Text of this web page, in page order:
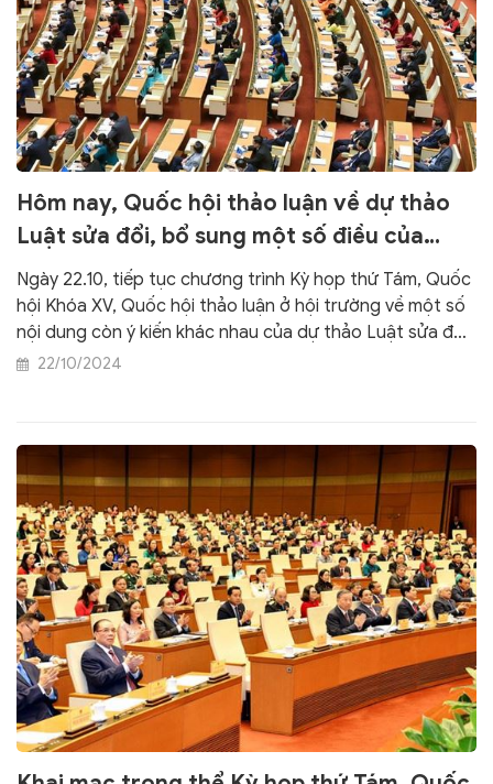
Hôm nay, Quốc hội thảo luận về dự thảo
Luật sửa đổi, bổ sung một số điều của
Luật Dược và Luật Phòng, chống mua bán
người (sửa đổi)
Ngày 22.10, tiếp tục chương trình Kỳ họp thứ Tám, Quốc
hội Khóa XV, Quốc hội thảo luận ở hội trường về một số
nội dung còn ý kiến khác nhau của dự thảo Luật sửa đổi,
bổ sung một số điều của Luật Dược và một số nội dung
22/10/2024